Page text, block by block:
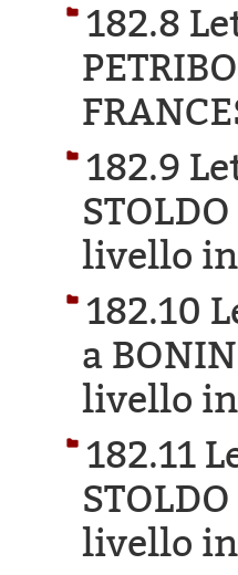
182.8
182.9
livello
182.10
a
livello
182.11
livello